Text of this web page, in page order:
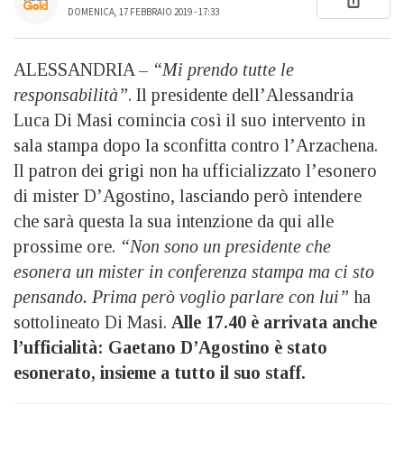
DOMENICA, 17 FEBBRAIO 2019 - 17:33
ALESSANDRIA – “Mi prendo tutte le
responsabilità”. Il presidente dell’Alessandria
Luca Di Masi comincia così il suo intervento in
sala stampa dopo la sconfitta contro l’Arzachena.
Il patron dei grigi non ha ufficializzato l’esonero
di mister D’Agostino, lasciando però intendere
che sarà questa la sua intenzione da qui alle
prossime ore. “Non sono un presidente che
esonera un mister in conferenza stampa ma ci sto
pensando. Prima però voglio parlare con lui” ha
sottolineato Di Masi. Alle 17.40 è arrivata anche
l’ufficialità: Gaetano D’Agostino è stato
esonerato, insieme a tutto il suo staff.